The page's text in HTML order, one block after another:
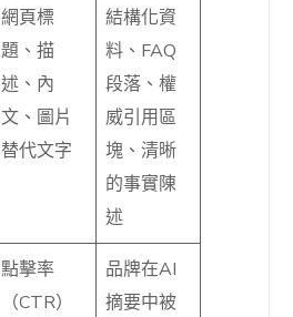
網頁標
題、描
述、內
文、圖片
替代文字
結構化資
料、FAQ
段落、權
威引用區
塊、清晰
的事實陳
述
點擊率
（CTR）
品牌在AI
摘要中被